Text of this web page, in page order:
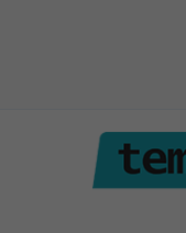
contenuto